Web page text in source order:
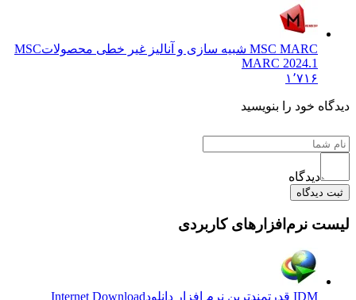
MSC MARC شبیه سازی و آنالیز غیر خطی محصولات
MSC
MARC 2024.1
۱٬۷۱۶
دیدگاه خود را بنویسید
دیدگاه
ثبت دیدگاه
لیست نرم‌افزارهای کاربردی
IDM قدرتمندترین نرم افزار دانلود Internet Download